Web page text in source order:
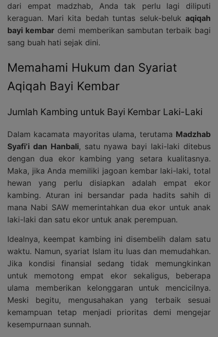
dari empat madzhab, Anda tak perlu lagi diliputi
keraguan. Mari kita bedah tuntas seluk-beluk aqiqah
bayi kembar demi memberikan sambutan terbaik bagi
sang buah hati sejak dini.
Memahami Hukum dan Syariat
Aqiqah Bayi Kembar
Jumlah Kambing untuk Bayi Kembar Laki-Laki
Dalam kacamata mayoritas ulama, terutama Madzhab
Syafi’i dan Hanbali, satu nyawa bayi laki-laki ditebus
dengan dua ekor kambing yang setara kualitasnya.
Maka, jika Anda memiliki jagoan kembar laki-laki, total
hewan yang perlu disiapkan adalah empat ekor
kambing. Aturan ini bersandar pada hadits sahih di
mana Nabi SAW memerintahkan dua ekor untuk anak
laki-laki dan satu ekor untuk anak perempuan.
Idealnya, keempat kambing ini disembelih dalam satu
waktu. Namun, syariat Islam itu luas dan memudahkan.
Jika kondisi finansial sedang tidak memungkinkan
untuk memotong empat ekor sekaligus, beberapa
ulama memberikan kelonggaran untuk mencicilnya.
Meski begitu, mengusahakan yang terbaik sesuai
kemampuan tetap menjadi prioritas demi mengejar
kesempurnaan sunnah.